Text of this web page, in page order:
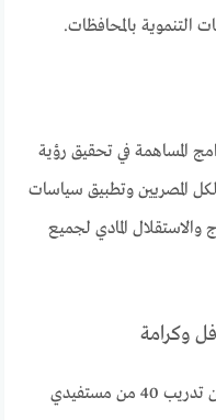
التنموية بالمحافظات.
المساهمة في تحقيق رؤية
لكل المصريين وتطبيق سياسات
والاستقلال المادي لجميع
اتم برنامج فرصة للتمكين الاقتصادي من تدريب 40 من مستفيدي